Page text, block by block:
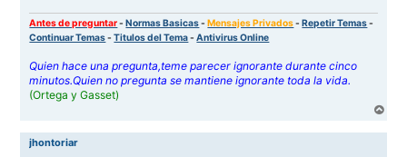
Antes de preguntar-Normas Basicas-Mensajes Privados-Repetir Temas-
Continuar Temas-Titulos del Tema-Antivirus Online
Quien hace una pregunta,teme parecer ignorante durante cinco
minutos.Quien no pregunta se mantiene ignorante toda la vida.
(Ortega y Gasset)
r
jhontoriar